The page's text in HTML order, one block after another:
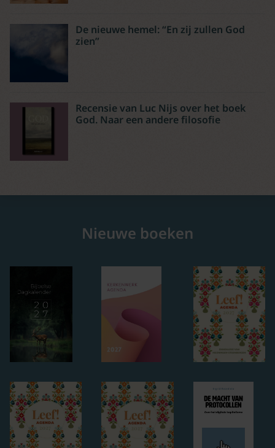
De nieuwe hemel: “En zij zullen God
zien”
Recensie van Luc Nijs over het boek
God. Naar een andere filosofie
Nieuwe boeken